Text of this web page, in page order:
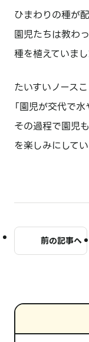
ひまわりの種が
園児たちは教わ
種を植えていまし
たいすいノース
「園児が交代で
その過程で園児
を楽しみにしてい
前の記事へ